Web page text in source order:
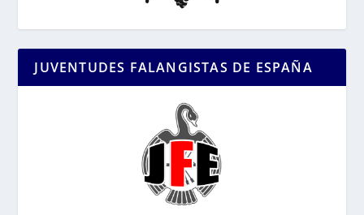
JUVENTUDES FALANGISTAS DE ESPAÑA